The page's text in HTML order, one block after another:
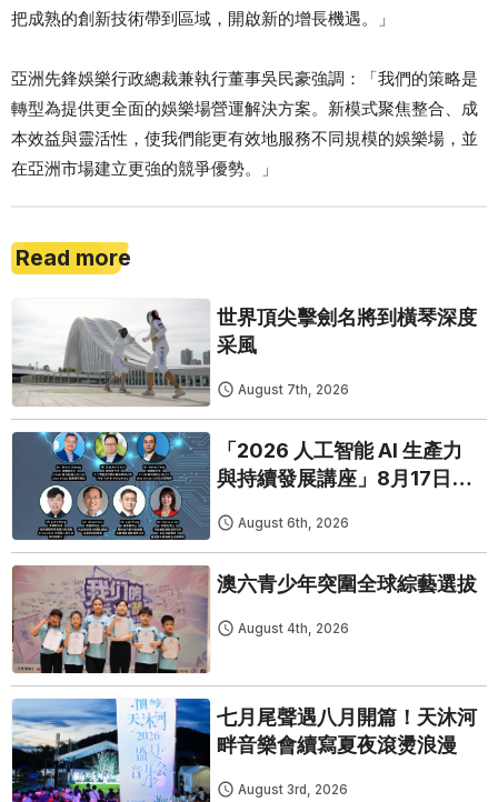
把成熟的創新技術帶到區域，開啟新的增長機遇。」
亞洲先鋒娛樂行政總裁兼執行董事吳民豪強調：「我們的策略是
轉型為提供更全面的娛樂場營運解決方案。新模式聚焦整合、成
本效益與靈活性，使我們能更有效地服務不同規模的娛樂場，並
在亞洲市場建立更強的競爭優勢。」
Read more
世界頂尖擊劍名將到橫琴深度
采風
August 7th, 2026
「2026 人工智能 AI 生產力
與持續發展講座」8月17日免
August 6th, 2026
澳六青少年突圍全球綜藝選拔
August 4th, 2026
七月尾聲遇八月開篇！天沐河
畔音樂會續寫夏夜滾燙浪漫
August 3rd, 2026